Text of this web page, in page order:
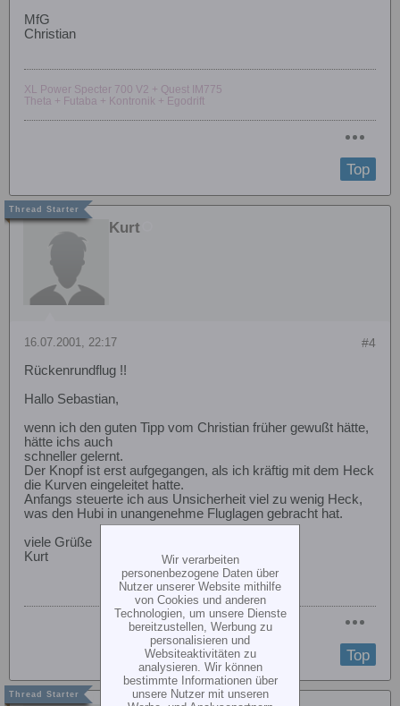
MfG
Christian
XL Power Specter 700 V2 + Quest IM775
Theta + Futaba + Kontronik + Egodrift
Top
Kurt
#4
16.07.2001, 22:17
Rückenrundflug !!
Hallo Sebastian,
wenn ich den guten Tipp vom Christian früher gewußt hätte,
hätte ichs auch
schneller gelernt.
Der Knopf ist erst aufgegangen, als ich kräftig mit dem Heck
die Kurven eingeleitet hatte.
Anfangs steuerte ich aus Unsicherheit viel zu wenig Heck,
was den Hubi in unangenehme Fluglagen gebracht hat.
viele Grüße
Kurt
Top
Wir verarbeiten
personenbezogene Daten über
Nutzer unserer Website mithilfe
von Cookies und anderen
Technologien, um unsere Dienste
bereitzustellen, Werbung zu
personalisieren und
Websiteaktivitäten zu
analysieren. Wir können
bestimmte Informationen über
unsere Nutzer mit unseren